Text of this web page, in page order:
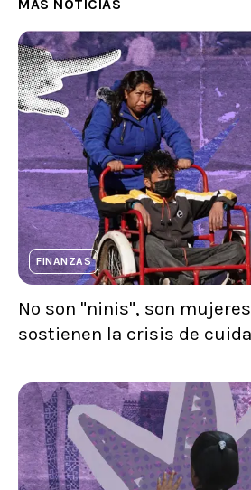
MÁS NOTICIAS
FINANZAS
No son "ninis", son
sostienen la crisis de